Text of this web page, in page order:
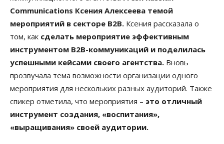
Communications Ксения Алексеева темой
мероприятий в секторе B2B. Ксения рассказала о
том, как сделать мероприятие эффективным
инструментом B2B-коммуникаций и поделилась
успешными кейсами своего агентства. Вновь
прозвучала тема возможности организации одного
мероприятия для нескольких разных аудиторий. Также
спикер отметила, что мероприятия – это отличный
инструмент создания, «воспитания»,
«выращивания» своей аудитории.